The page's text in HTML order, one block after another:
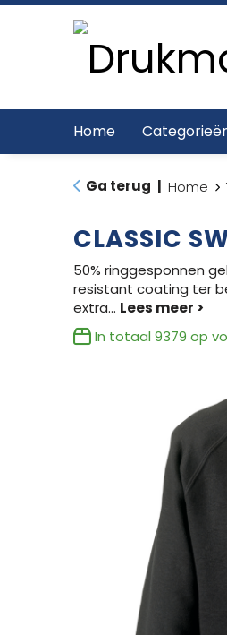
Home
Ga terug Home
CLASSIC
50% ringgesponnen
resistant coating ter
extra...
In totaal 9379 op